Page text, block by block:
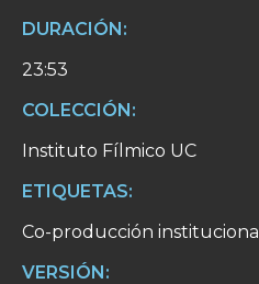
DURACIÓN:
23:53
COLECCIÓN:
Instituto Fílmico UC
ETIQUETAS:
Co-producción institucional
VERSIÓN: